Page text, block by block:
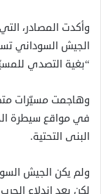
وأكدت المصادر،
الجيش السوداني
“بغية التصدي
وهاجمت مسيّرات
في مواقع سيطرة
البنى التحتية.
ولم يكن الجيش
لكن بعد اندلاع